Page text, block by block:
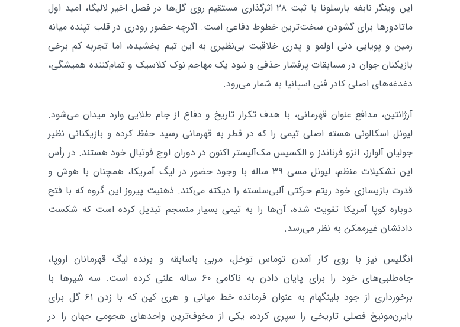
این وینگر نابغه بارسلونا با ثبت ۲۸ اثرگذاری مستقیم روی گل‌ها در فصل اخیر لالیگا، امید اول
ماتادورها برای گشودن سخت‌ترین خطوط دفاعی است. اگرچه حضور رودری در قلب تپنده میانه
زمین و پویایی دنی اولمو و پدری خلاقیت بی‌نظیری به این تیم بخشیده، اما تجربه کم برخی
بازیکنان جوان در مسابقات پرفشار حذفی و نبود یک مهاجم نوک کلاسیک و تمام‌کننده همیشگی،
دغدغه‌های اصلی کادر فنی اسپانیا به شمار می‌رود.
آرژانتین، مدافع عنوان قهرمانی، با هدف تکرار تاریخ و دفاع از جام طلایی وارد میدان می‌شود.
لیونل اسکالونی هسته اصلی تیمی را که در قطر به قهرمانی رسید حفظ کرده و بازیکنانی نظیر
جولیان آلوارز، انزو فرناندز و الکسیس مک‌آلیستر اکنون در دوران اوج فوتبال خود هستند. در رأس
این تشکیلات منظم، لیونل مسی ۳۹ ساله با وجود حضور در لیگ آمریکا، همچنان با هوش و
قدرت بازیسازی خود ریتم حرکتی آلبی‌سلسته را دیکته می‌کند. ذهنیت پیروز این گروه که با فتح
دوباره کوپا آمریکا تقویت شده، آن‌ها را به تیمی بسیار منسجم تبدیل کرده است که شکست
دادنشان غیرممکن به نظر می‌رسد.
انگلیس نیز با روی کار آمدن توماس توخل، مربی باسابقه و برنده لیگ قهرمانان اروپا،
جاه‌طلبی‌های خود را برای پایان دادن به ناکامی ۶۰ ساله علنی کرده است. سه شیرها با
برخورداری از جود بلینگهام به عنوان فرمانده خط میانی و هری کین که با زدن ۶۱ گل برای
بایرن‌مونیخ فصلی تاریخی را سپری کرده، یکی از مخوف‌ترین واحدهای هجومی جهان را در